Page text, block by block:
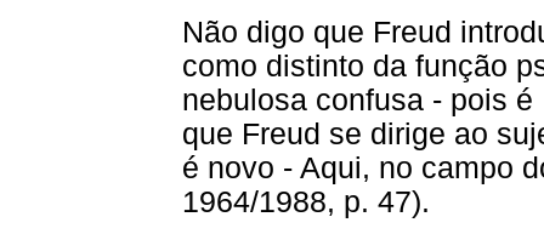
Não digo que Freud
como distinto da função
nebulosa confusa - pois
que Freud se dirige ao
é novo - Aqui, no campo
1964/1988, p. 47).